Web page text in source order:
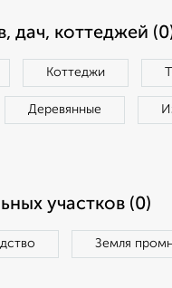
дач, коттеджей
Коттеджи
Деревянные
участков (0)
Земля